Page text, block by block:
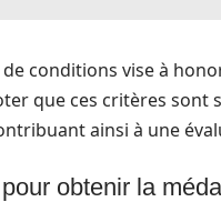
conditions vise à
que ces critères sont
ainsi à une
obtenir la